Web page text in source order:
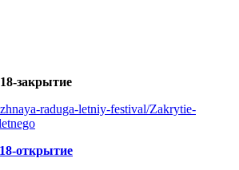
закрытие
raduga-letniy-festival/Zakrytie-
открытие